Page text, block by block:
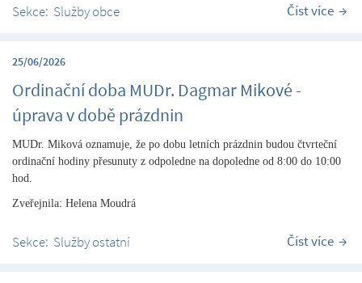
Sekce: Služby obce Číst více
25/06/2026
Ordinační doba MUDr. Dagmar Mikové -
úprava v době prázdnin
MUDr. Miková oznamuje, že po dobu letních prázdnin budou čtvrteční
ordinační hodiny přesunuty z odpoledne na dopoledne od 8:00 do 10:00
hod.
Zveřejnila: Helena Moudrá
Sekce: Služby ostatní Číst více